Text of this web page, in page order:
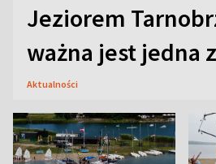
Jeziorem
ważna jest jedna
Aktualności